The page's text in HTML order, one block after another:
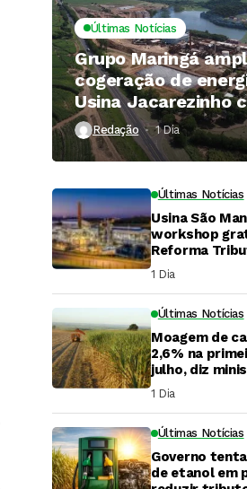
Últimas Notícias
Grupo Maringá
cogeração de
Usina Jacarezinho
investimento de R$
milhões
Redação 1 Dia ⁮
Últimas Notícias
Usina São
workshop
Reforma
ao
1 Dia ⁮
Últimas Notícias
Moagem de
2,6% na
julho, diz
1 Dia ⁮
Últimas Notícias
Governo
de etanol em
DaCana Cast